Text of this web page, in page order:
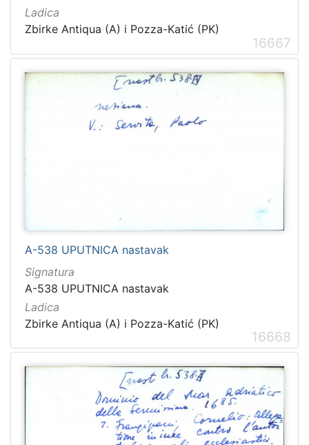
Ladica
Zbirke Antiqua (A) i Pozza-Katić (PK)
16667
A-538 UPUTNICA nastavak
Signatura
A-538 UPUTNICA nastavak
Ladica
Zbirke Antiqua (A) i Pozza-Katić (PK)
16668